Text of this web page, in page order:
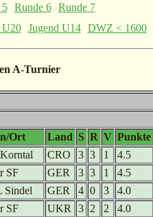
5 Runde 6
Runde 7
U20 Jugend U14 DWZ < 1600
A-Turnier
Ort Land S R V Punkte
CRO 3 3 1 4.5
SF GER 3 3 1 4.5
Sindel GER 4 0 3 4.0
SF UKR 3 2 2 4.0